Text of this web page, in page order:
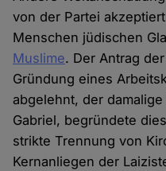
von der Partei
Menschen jüdischen
Muslime. Der Antrag
Gründung eines
abgelehnt, der
Gabriel, begründete
strikte Trennung von
Kernanliegen der